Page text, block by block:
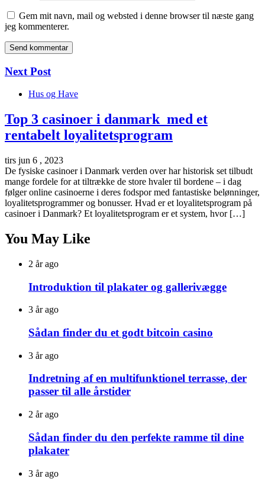
Gem mit navn, mail og websted i denne browser til næste gang
jeg kommenterer.
Next Post
Hus og Have
Top 3 casinoer i danmark med et
rentabelt loyalitetsprogram
tirs jun 6 , 2023
De fysiske casinoer i Danmark verden over har historisk set tilbudt
mange fordele for at tiltrække de store hvaler til bordene – i dag
følger online casinoerne i deres fodspor med fantastiske belønninger,
loyalitetsprogrammer og bonusser. Hvad er et loyalitetsprogram på
casinoer i Danmark? Et loyalitetsprogram er et system, hvor […]
You May Like
2 år ago
Introduktion til plakater og gallerivægge
3 år ago
Sådan finder du et godt bitcoin casino
3 år ago
Indretning af en multifunktionel terrasse, der
passer til alle årstider
2 år ago
Sådan finder du den perfekte ramme til dine
plakater
3 år ago